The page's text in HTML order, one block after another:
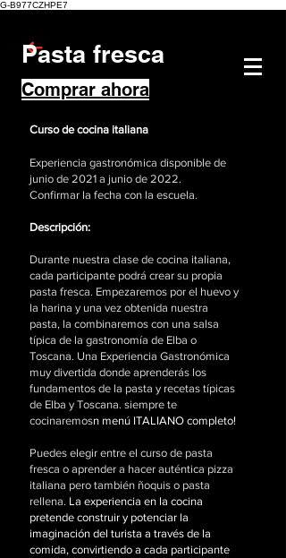
G-B977CZHPE7
Pasta fresca
Comprar ahora
Curso de cocina italiana
Experiencia gastronómica disponible de
junio de 2021 a junio de 2022.
Confirmar la fecha con la escuela.
Descripción:
Durante nuestra clase de cocina italiana,
cada participante podrá crear su propia
pasta fresca. Empezaremos por el huevo y
la harina y una vez obtenida nuestra
pasta, la combinaremos con una salsa
típica de la gastronomía de Elba o
Toscana. Una Experiencia Gastronómica
muy divertida donde aprenderás los
fundamentos de la pasta y recetas típicas
de Elba y Toscana. siempre te
cocinaremosn menú ITALIANO completo!
Puedes elegir entre el curso de pasta
fresca o aprender a hacer auténtica pizza
italiana pero también ñoquis o pasta
rellena. La experiencia en la cocina
pretende construir y potenciar la
imaginación del turista a través de la
comida, convirtiendo a cada participante